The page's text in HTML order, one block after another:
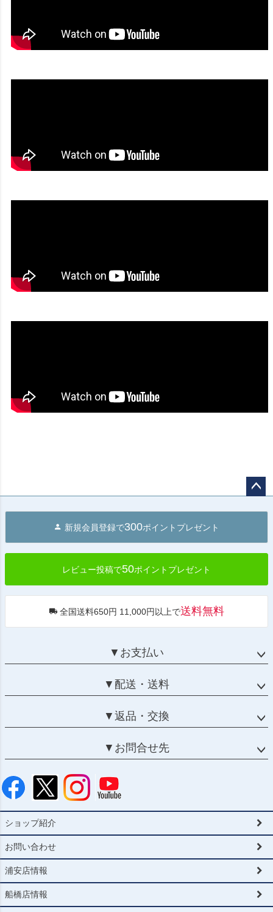
へ
新規会員登録で300ポイントプレゼント
レビュー投稿で50ポイントプレゼント
全国送料650円 11,000円以上で送料無料
▼お支払い
▼配送・送料
▼返品・交換
▼お問合せ先
ショップ紹介
お問い合わせ
浦安店情報
船橋店情報